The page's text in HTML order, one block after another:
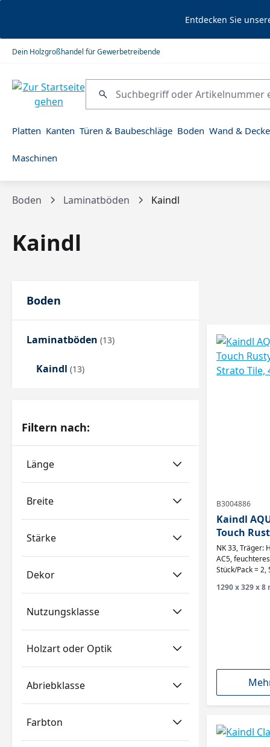
Zur Hauptnavigation springenEntdecken Sie
Dein Holzgroßhandel für Gewerbetreibende
Platten Kanten Türen & Baubeschläge Boden Wand & Decke
Maschinen
Boden Laminatböden Kaindl
Kaindl
Boden
Laminatböden (13)
Kaindl (13)
Filtern nach:
Länge
Breite
Stärke
Dekor
Nutzungsklasse
Holzart oder Optik
Abriebklasse
Farbton
B3004886
Kaindl
Touch
Strato Tile,
NK 33, Träger:
AC5, feuchteresistenter Laminatboden 6
Stück/Pack =
1290 x 329 x 8